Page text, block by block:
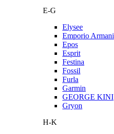
E-G
Elysee
Emporio Armani
Epos
Esprit
Festina
Fossil
Furla
Garmin
GEORGE KINI
Gryon
H-K